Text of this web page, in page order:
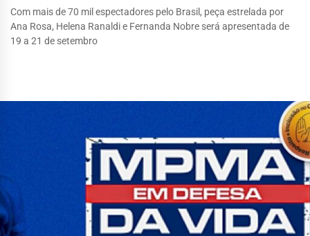
Com mais de 70 mil espectadores pelo Brasil, peça estrelada por
Ana Rosa, Helena Ranaldi e Fernanda Nobre será apresentada de
19 a 21 de setembro